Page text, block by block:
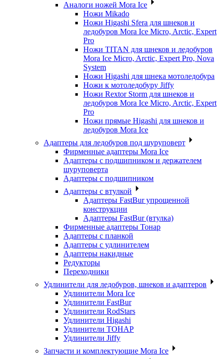
Аналоги ножей Mora Ice
Ножи Mikado
Ножи Higashi Sfera для шнеков и
ледобуров Mora Ice Micro, Arctic, Expert
Pro
Ножи TITAN для шнеков и ледобуров
Mora Ice Micro, Arctic, Expert Pro, Nova
System
Ножи Higashi для шнека мотоледобура
Ножи к мотоледобуру Jiffy
Ножи Rextor Storm для шнеков и
ледобуров Mora Ice Micro, Arctic, Expert
Pro
Ножи прямые Higashi для шнеков и
ледобуров Mora Ice
Адаптеры для ледобуров под шуруповерт
Фирменные адаптеры Mora Ice
Адаптеры с подшипником и держателем
шуруповерта
Адаптеры с подшипником
Адаптеры с втулкой
Адаптеры FastBur упрощенной
конструкции
Адаптеры FastBur (втулка)
Фирменные адаптеры Тонар
Адаптеры с планкой
Адаптеры с удлинителем
Адаптеры накидные
Редукторы
Переходники
Удлинители для ледобуров, шнеков и адаптеров
Удлинители Mora Ice
Удлинители FastBur
Удлинители RodStars
Удлинители Higashi
Удлинители ТОНАР
Удлинители Jiffy
Запчасти и комплектующие Mora Ice